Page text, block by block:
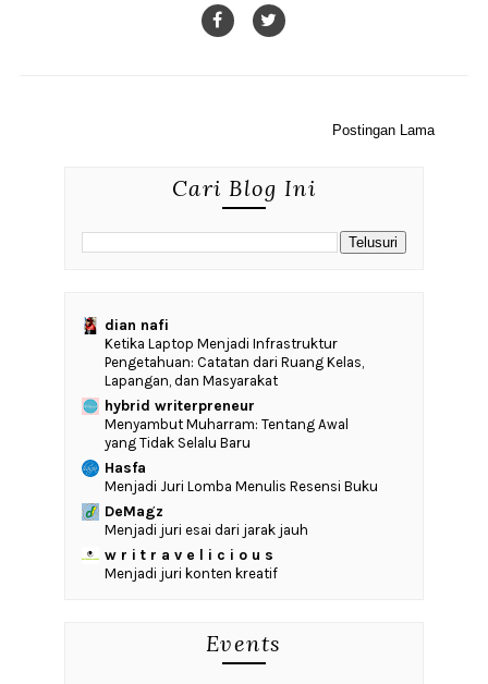
Postingan Lama
Cari Blog Ini
dian nafi
Ketika Laptop Menjadi Infrastruktur
Pengetahuan: Catatan dari Ruang Kelas,
Lapangan, dan Masyarakat
hybrid writerpreneur
Menyambut Muharram: Tentang Awal
yang Tidak Selalu Baru
Hasfa
Menjadi Juri Lomba Menulis Resensi Buku
DeMagz
Menjadi juri esai dari jarak jauh
w r i t r a v e l i c i o u s
Menjadi juri konten kreatif
Events